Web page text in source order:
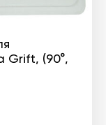
Grift, (90°,